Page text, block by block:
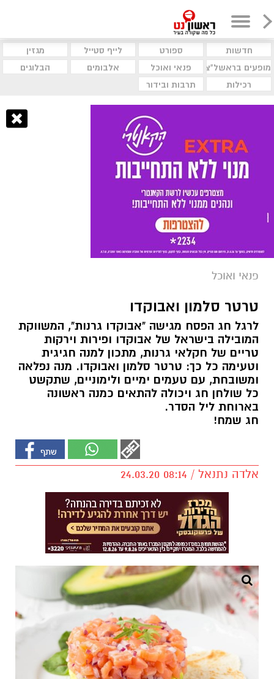
חדשות ספורט לייף סטייל
מגזין
מופעים בראשל"צ
פנאי ואוכל אלבומים
הבלוגים
רכילות
תרבות ובידור
פנאי ואוכל
טרטר סלמון ואבוקדו
לרגל חג הפסח מגישה "אבוקדו גרנות", המשווקת
המובילה בישראל של אבוקדו ופירות וירקות
טריים של חקלאי גרנות, מתכון למנה חגיגית
וטעימה כל כך: טרטר סלמון ואבוקדו. מנה נפלאה
ומשובחת, עם טעמים ימיים ולימוניים, שתקשט
כל שולחן חג ויכולה להתאים כמנה ראשונה
בארוחת ליל הסדר.
חג שמח!
אלדה נתנאל / 08:14 24.03.20